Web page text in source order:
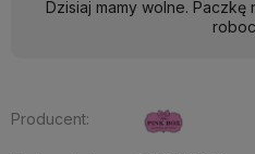
Dzisiaj mamy wolne.
Producent: